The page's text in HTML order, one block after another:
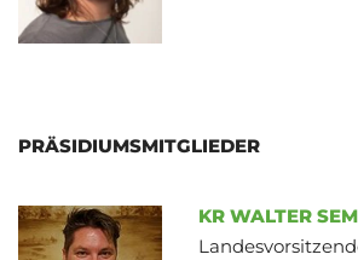
PRÄSIDIUMSMITGLIEDER
KR WALTER